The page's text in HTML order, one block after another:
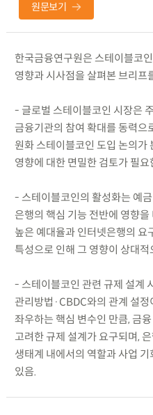
원문보기
한국금융연구원은 스테이블코
영향과 시사점을 살펴본 브리프
- 글로벌 스테이블코인 시장은
금융기관의 참여 확대를 동력으
원화 스테이블코인 도입 논의가
영향에 대한 면밀한 검토가 필요
- 스테이블코인의 활성화는 예
은행의 핵심 기능 전반에 영향
높은 예대율과 인터넷은행의 요
특성으로 인해 그 영향이 상대
- 스테이블코인 관련 규제 설계
관리방법·CBDC와의 관계 설
좌우하는 핵심 변수인 만큼, 금
고려한 규제 설계가 요구되며,
생태계 내에서의 역할과 사업
있음.